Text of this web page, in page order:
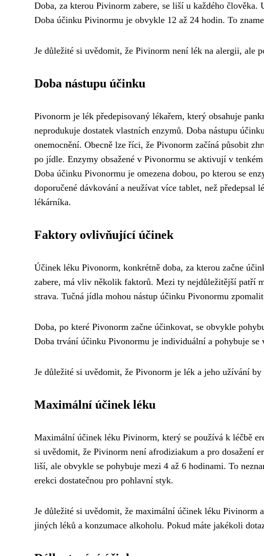
Doba, za kterou Pivinorm zabere, se liší u každého
Doba účinku Pivinormu je obvykle 12 až 24 hodin. To
Je důležité si uvědomit, že Pivinorm není lék na alergii, ale
Doba nástupu účinku
Pivonorm je lék předepisovaný lékařem, který obsahuje
neprodukuje dostatek vlastních enzymů. Doba nástupu
onemocnění. Obecně lze říci, že Pivonorm začíná působit
po jídle. Enzymy obsažené v Pivonormu se aktivují v
Doba účinku Pivonormu je omezena dobou, po kterou se
doporučené dávkování a neužívat více tablet, než
lékárníka.
Faktory ovlivňující účinek
Účinek léku Pivonorm, konkrétně doba, za kterou začne
zabere, má vliv několik faktorů. Mezi ty nejdůležitější patří
strava. Tučná jídla mohou nástup účinku Pivonormu
Doba, po které Pivonorm začne účinkovat, se obvykle
Doba trvání účinku Pivonormu je individuální a pohybuje se
Je důležité si uvědomit, že Pivonorm je lék a jeho užívání
Maximální účinek léku
Maximální účinek léku Pivinorm, který se používá k léčbě
si uvědomit, že Pivinorm není afrodiziakum a pro dosažení
liší, ale obvykle se pohybuje mezi 4 až 6 hodinami. To
erekci dostatečnou pro pohlavní styk.
Je důležité si uvědomit, že maximální účinek léku Pivinorm
jiných léků a konzumace alkoholu. Pokud máte jakékoli